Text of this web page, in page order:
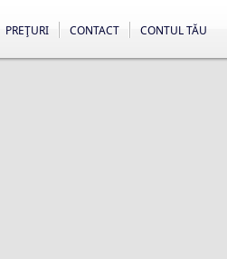
CONTUL TĂU
CONTACT
PREŢURI